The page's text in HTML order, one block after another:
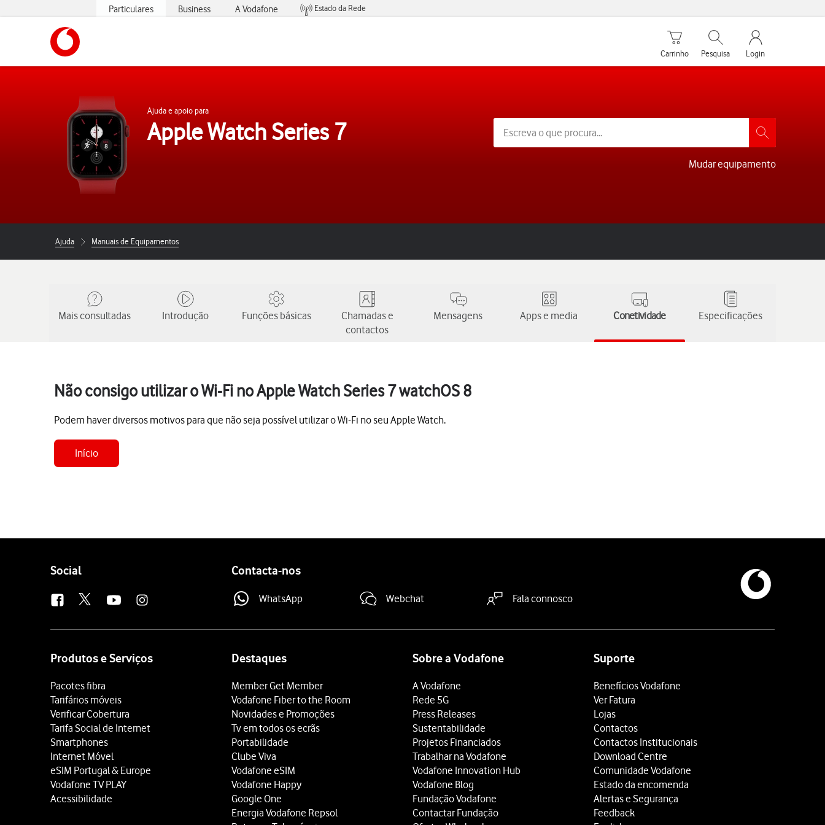
Particulares Business A Vodafone
Estado da Rede
Carrinho de compras
Carrinho
Pesquisar
Pesquisa
My Vodafone
Login
Ajuda e apoio para
Apple Watch Series 7
Mudar equipamento
Ajuda Manuais de Equipamentos
Mais consultadas Introdução Funções básicas
Chamadas e
contactos
Mensagens Apps e media Conetividade Especificações
Não consigo utilizar o Wi-Fi no Apple Watch Series 7 watchOS 8
Podem haver diversos motivos para que não seja possível utilizar o Wi-Fi no seu Apple Watch.
Início
Follow
Social Contacta-nos
WhatsApp Webchat Fala connosco
Produtos e Serviços
Pacotes fibra
Tarifários móveis
Verificar Cobertura
Tarifa Social de Internet
Smartphones
Internet Móvel
eSIM Portugal & Europe
Vodafone TV PLAY
Acessibilidade
Destaques
Member Get Member
Vodafone Fiber to the Room
Novidades e Promoções
Tv em todos os ecrãs
Portabilidade
Clube Viva
Vodafone eSIM
Vodafone Happy
Google One
Energia Vodafone Repsol
Sobre a Vodafone
A Vodafone
Rede 5G
Press Releases
Sustentabilidade
Projetos Financiados
Trabalhar na Vodafone
Vodafone Innovation Hub
Vodafone Blog
Fundação Vodafone
Contactar Fundação
Suporte
Benefícios Vodafone
Ver Fatura
Lojas
Contactos
Contactos Institucionais
Download Centre
Comunidade Vodafone
Estado da encomenda
Alertas e Segurança
Feedback